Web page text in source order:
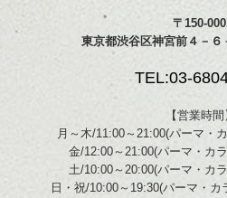
〒150-
東京都渋谷区神宮前４－６
TEL:03-
【営業時間
月～木/11:00～21:00(パーマ・
金/12:00～21:00(パーマ・カ
土/10:00～20:00(パーマ・カ
日・祝/10:00～19:30(パーマ・